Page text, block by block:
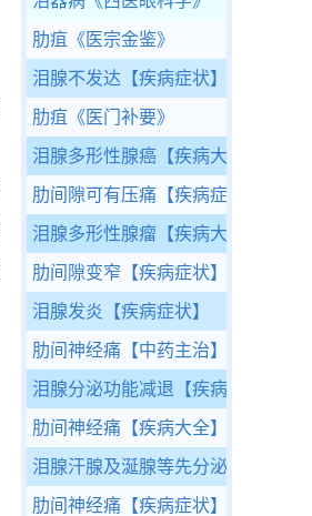
肋疽 《医宗金鉴》
泪腺不发达 【疾病症状】
肋疽 《医门补要》
泪腺多形性腺癌 【疾病大全】
肋间隙可有压痛 【疾病症状】
泪腺多形性腺瘤 【疾病大全】
肋间隙变窄 【疾病症状】
泪腺发炎 【疾病症状】
肋间神经痛 【中药主治】
泪腺分泌功能减退 【疾病大全】
肋间神经痛 【疾病大全】
泪腺汗腺及涎腺等先分泌增多而后
肋间神经痛 【疾病症状】